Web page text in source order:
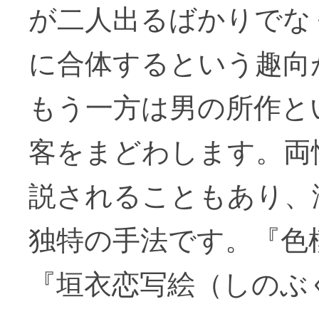
が二人出るばかりで
に合体するという趣
もう一方は男の所作
客をまどわします。
説されることもあり
独特の手法です。『
『垣衣恋写絵（しの